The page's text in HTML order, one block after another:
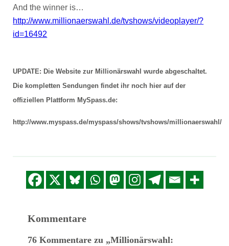
And the winner is…
http://www.millionaerswahl.de/tvshows/videoplayer/?
id=16492
UPDATE: Die Website zur Millionärswahl wurde abgeschaltet.
Die kompletten Sendungen findet ihr noch hier auf der
offiziellen Plattform MySpass.de:
http://www.myspass.de/myspass/shows/tvshows/millionaerswahl/
Kommentare
76 Kommentare zu „Millionärswahl: